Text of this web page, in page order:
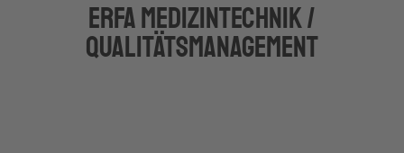
ERFA Medizintechnik /
Qualitätsmanagement